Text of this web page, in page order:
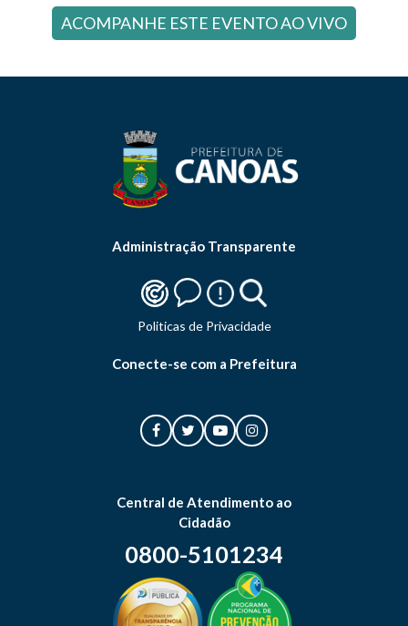
ACOMPANHE ESTE EVENTO AO VIVO
Administração Transparente
Politicas de Privacidade
Conecte-se com a Prefeitura
Central de Atendimento ao
Cidadão
0800-5101234